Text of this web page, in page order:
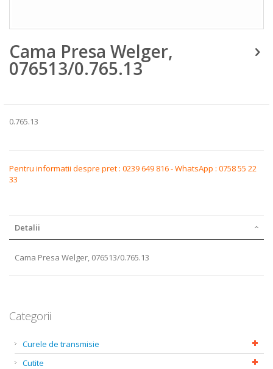
to
the
beginning
Cama Presa Welger,
076513/0.765.13
0.765.13
Pentru informatii despre pret : 0239 649 816 - WhatsApp : 0758 55 22
33
Detalii
Cama Presa Welger, 076513/0.765.13
Categorii
Curele de transmisie
Cutite